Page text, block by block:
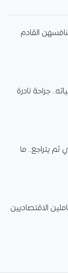
القادم
جراحة نادرة
يتراجع.. ما
الاقتصاديين